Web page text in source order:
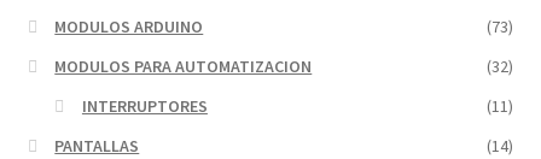
MODULOS ARDUINO
(73)
MODULOS PARA AUTOMATIZACION
(32)
INTERRUPTORES
(11)
PANTALLAS
(14)